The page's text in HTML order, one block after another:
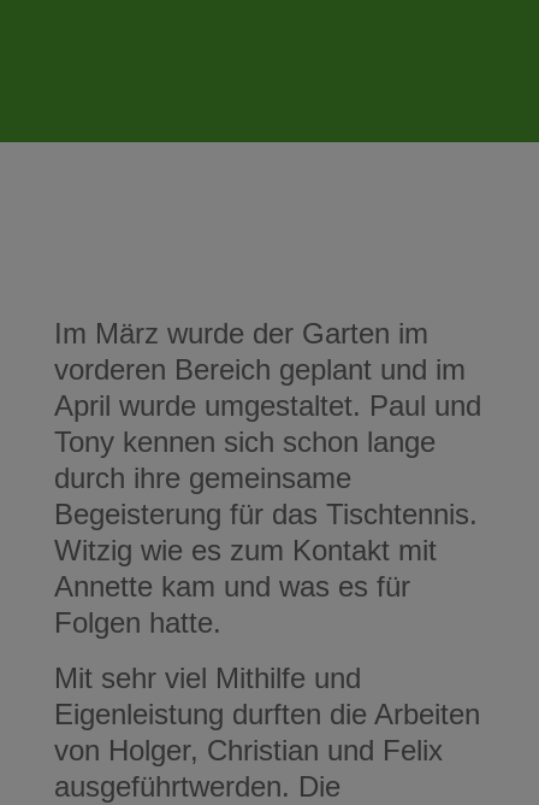
Im März wurde der Garten im
vorderen Bereich geplant und im
April wurde umgestaltet. Paul und
Tony kennen sich schon lange
durch ihre gemeinsame
Begeisterung für das Tischtennis.
Witzig wie es zum Kontakt mit
Annette kam und was es für
Folgen hatte.
Mit sehr viel Mithilfe und
Eigenleistung durften die Arbeiten
von Holger, Christian und Felix
ausgeführtwerden. Die